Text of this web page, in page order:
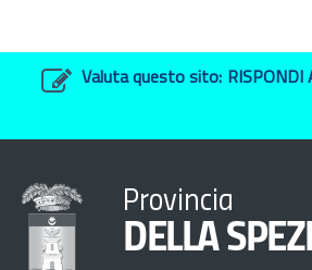
Valuta questo sito: RISPONDI
Provincia
DELLA